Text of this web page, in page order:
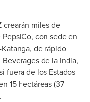
crearán miles de
con sede en
de rápido
de la India,
fuera de los Estados
15 hectáreas (37